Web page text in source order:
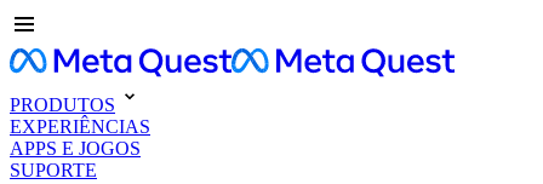
PRODUTOS
EXPERIÊNCIAS
APPS E JOGOS
SUPORTE